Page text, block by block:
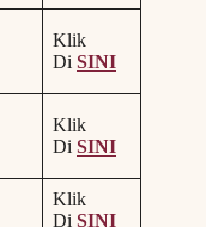
Klik
Di SINI
Klik
Di SINI
Klik
Di SINI